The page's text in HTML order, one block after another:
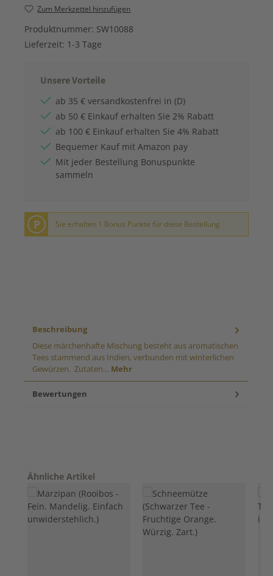
Zum Merkzettel hinzufügen
Produktnummer: SW10088
Lieferzeit: 1-3 Tage
Unsere Vorteile
ab 35 € versandkostenfrei in (D)
ab 50 € Einkauf erhalten Sie 2% Rabatt
ab 100 € Einkauf erhalten Sie 4% Rabatt
Bequemer Kauf mit Amazon pay
Mit jeder Bestellung Bonuspunkte
sammeln
P Sie erhalten 1 Bonus Punkte für diese Bestellung
Beschreibung
Diese märchenhafte Mischung besteht aus aromatischen
Tees stammend aus Indien, verbunden mit winterlichen
Gewürzen. Zutaten… Mehr
Bewertungen
Produktgalerie überspringen
Ähnliche Artikel